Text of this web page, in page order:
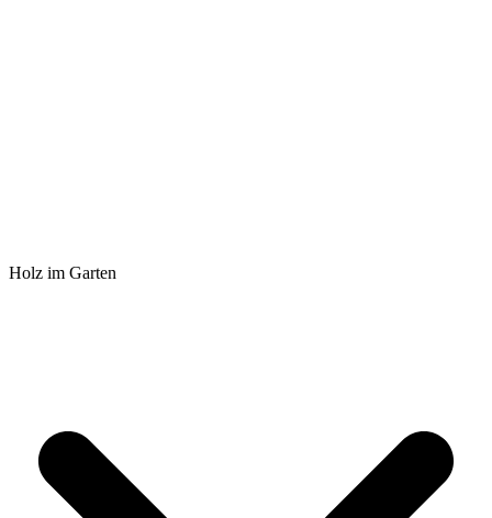
Holz im Garten